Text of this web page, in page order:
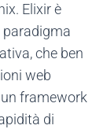
Elixir è
paradigma
che ben
web
framework
di